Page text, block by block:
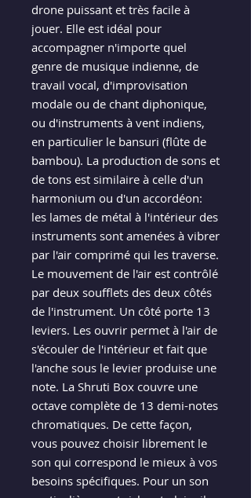
drone puissant et très facile à
jouer. Elle est idéal pour
accompagner n'importe quel
genre de musique indienne, de
travail vocal, d'improvisation
modale ou de chant diphonique,
ou d'instruments à vent indiens,
en particulier le bansuri (flûte de
bambou). La production de sons et
de tons est similaire à celle d'un
harmonium ou d'un accordéon:
les lames de métal à l'intérieur des
instruments sont amenées à vibrer
par l'air comprimé qui les traverse.
Le mouvement de l'air est contrôlé
par deux soufflets des deux côtés
de l'instrument. Un côté porte 13
leviers. Les ouvrir permet à l'air de
s'écouler de l'intérieur et fait que
l'anche sous le levier produise une
note. La Shruti Box couvre une
octave complète de 13 demi-notes
chromatiques. De cette façon,
vous pouvez choisir librement le
son qui correspond le mieux à vos
besoins spécifiques. Pour un son